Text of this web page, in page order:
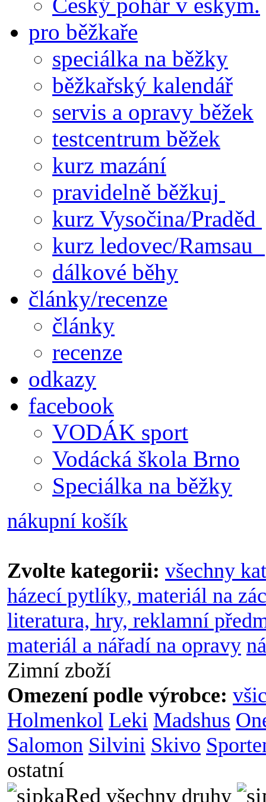
pro běžkaře
speciálka na běžky
běžkařský kalendář
servis a opravy běžek
testcentrum běžek
kurz mazání
pravidelně běžkuj
kurz Vysočina/Praděd
kurz ledovec/Ramsau
dálkové běhy
články/recenze
články
recenze
odkazy
facebook
VODÁK sport
Vodácká škola Brno
Speciálka na běžky
nákupní košík
Zvolte kategorii: všechny
házecí pytlíky, materiál na
literatura, hry, reklamní
materiál a nářadí na opravy
Zimní zboží
Omezení podle výrobce:
Holmenkol Leki Madshus
Salomon Silvini Skivo
ostatní
všechny druhy